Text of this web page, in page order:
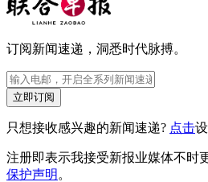
订阅新闻速递，洞悉时代脉搏。
立即订阅
只想接收感兴趣的新闻速递? 点击
注册即表示我接受新报业媒体不时
保护声明 。